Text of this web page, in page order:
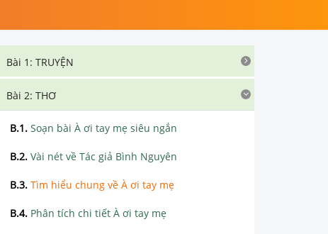
Bài 1: TRUYỆN
Bài 2: THƠ
B.1. Soạn bài À ơi tay mẹ siêu ngắn
B.2. Vài nét về Tác giả Bình Nguyên
B.3. Tìm hiểu chung về À ơi tay mẹ
B.4. Phân tích chi tiết À ơi tay mẹ